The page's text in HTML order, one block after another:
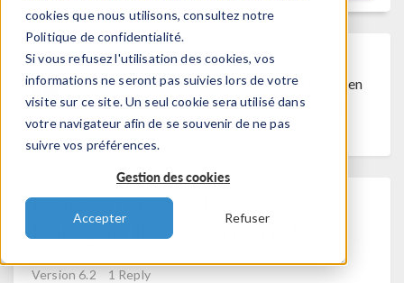
cookies que nous utilisons, consultez notre
Politique de confidentialité.
Si vous refusez l'utilisation des cookies, vos
informations ne seront pas suivies lors de votre
visite sur ce site. Un seul cookie sera utilisé dans
votre navigateur afin de se souvenir de ne pas
suivre vos préférences.
Gestion des cookies
Accepter Refuser
Discussion ClosedThis discussion was
created more than 6 months ago and has been
closed. To start a new discussion with a link
back to this one, click here.
How To Show Bezier
Polygon In Version 6.2
General, Geometry
Version 6.2
1 Reply